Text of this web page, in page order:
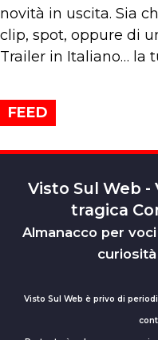
novità in uscita. Sia
clip, spot, oppure di
Trailer in Italiano… la
FEED
Visto Sul Web
tragica
Almanacco per
Visto Sul Web è privo di